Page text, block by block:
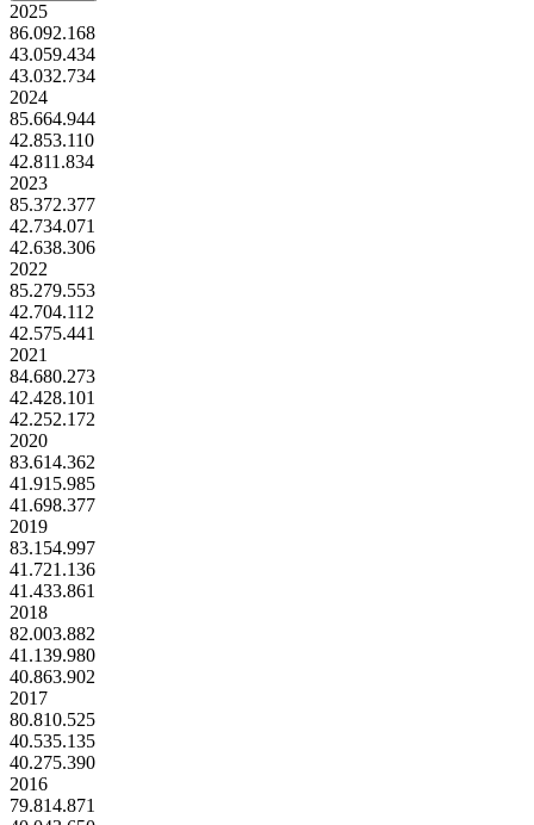
2025
86.092.168
43.059.434
43.032.734
2024
85.664.944
42.853.110
42.811.834
2023
85.372.377
42.734.071
42.638.306
2022
85.279.553
42.704.112
42.575.441
2021
84.680.273
42.428.101
42.252.172
2020
83.614.362
41.915.985
41.698.377
2019
83.154.997
41.721.136
41.433.861
2018
82.003.882
41.139.980
40.863.902
2017
80.810.525
40.535.135
40.275.390
2016
79.814.871